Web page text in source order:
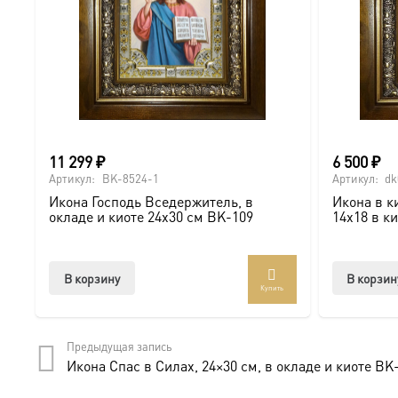
Для кого этот комплект?
Это идеальное решение для:
● Тех, кто хочет обеспечить максимальную защиту
Комплект доставляется в надежной упаковке по всей
Купить икону можно онлайн.
11 299₽
Артикул: BK-8524-1
Икона Господь Вседержитель, в
окладе и киоте 24х30 см BK-109
В корзину
Купить
6 500₽
Артикул:
Икона в
14х18 в
В
Предыдущая запись
Икона Спас в Силах, 24×30 см, в окладе и киоте